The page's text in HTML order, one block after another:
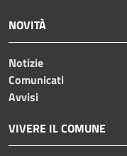
NOVITÀ
Notizie
Comunicati
Avvisi
VIVERE IL COMUNE